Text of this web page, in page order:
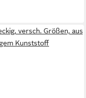
versch. Größen, aus
Kunststoff